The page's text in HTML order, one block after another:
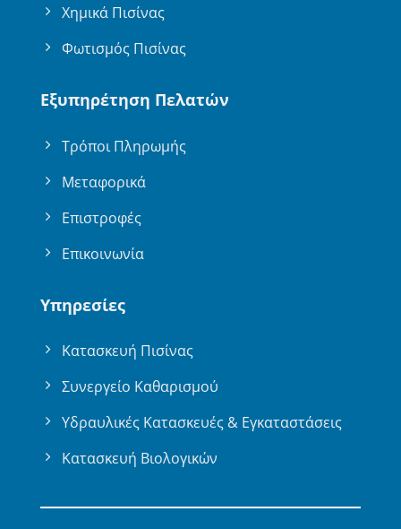
Χημικά Πισίνας
Φωτισμός Πισίνας
Εξυπηρέτηση Πελατών
Τρόποι Πληρωμής
Μεταφορικά
Επιστροφές
Επικοινωνία
Υπηρεσίες
Κατασκευή Πισίνας
Συνεργείο Καθαρισμού
Υδραυλικές Κατασκευές & Εγκαταστάσεις
Κατασκευή Βιολογικών